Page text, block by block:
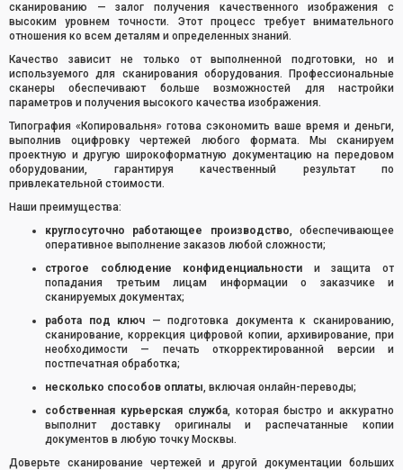
сканированию — залог получения качественного изображения с
высоким уровнем точности. Этот процесс требует внимательного
отношения ко всем деталям и определенных знаний.
Качество зависит не только от выполненной подготовки, но и
используемого для сканирования оборудования. Профессиональные
сканеры обеспечивают больше возможностей для настройки
параметров и получения высокого качества изображения.
Типография «Копировальня» готова сэкономить ваше время и деньги,
выполнив оцифровку чертежей любого формата. Мы сканируем
проектную и другую широкоформатную документацию на передовом
оборудовании, гарантируя качественный результат по
привлекательной стоимости.
Наши преимущества:
круглосуточно работающее производство, обеспечивающее
оперативное выполнение заказов любой сложности;
строгое соблюдение конфиденциальности и защита от
попадания третьим лицам информации о заказчике и
сканируемых документах;
работа под ключ — подготовка документа к сканированию,
сканирование, коррекция цифровой копии, архивирование, при
необходимости — печать откорректированной версии и
постпечатная обработка;
несколько способов оплаты, включая онлайн-переводы;
собственная курьерская служба, которая быстро и аккуратно
выполнит доставку оригиналы и распечатанные копии
документов в любую точку Москвы.
Доверьте сканирование чертежей и другой документации больших